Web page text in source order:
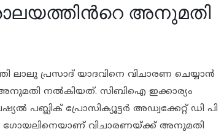
അനുമതി
ലാലു പ്രസാദ് യാദവിനെ വിചാരണ ചെയ്യാൻ
നല്‍കിയത്. സിബിഐ ഇക്കാര്യം
പബ്ലിക് പ്രോസിക്യൂട്ടർ അഡ്വക്കേറ്റ് ഡി പി
ഗോയലിനെയാണ് വിചാരണയ്ക്ക് അനുമതി